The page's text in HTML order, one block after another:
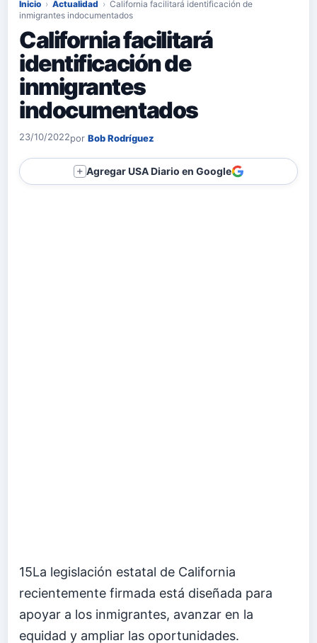
Inicio › Actualidad › California facilitará identificación de
inmigrantes indocumentados
California facilitará
identificación de
inmigrantes
indocumentados
23/10/2022por Bob Rodríguez
＋ Agregar USA Diario en Google
15La legislación estatal de California
recientemente firmada está diseñada para
apoyar a los inmigrantes, avanzar en la
equidad y ampliar las oportunidades.